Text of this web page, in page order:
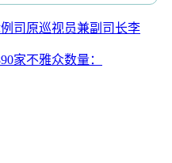
司原巡视员兼副司长李
家不雅众数量：